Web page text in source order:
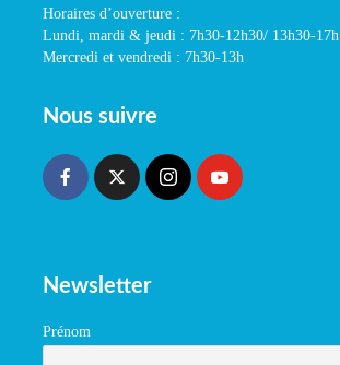
Horaires d’ouverture :
Lundi, mardi & jeudi : 7h30-12h30/ 13h30-17h
Mercredi et vendredi : 7h30-13h
Nous suivre
Newsletter
Prénom